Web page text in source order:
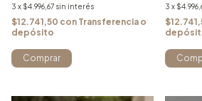
3 x $4.996,67 sin interés
$12.741,50 con Transferencia o
depósito
3 x